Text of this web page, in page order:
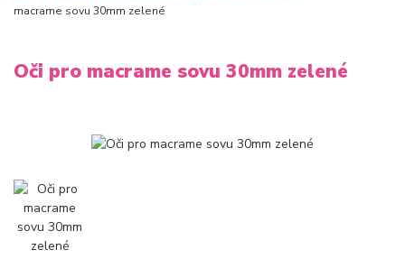
macrame sovu 30mm zelené
Oči pro macrame sovu 30mm zelené